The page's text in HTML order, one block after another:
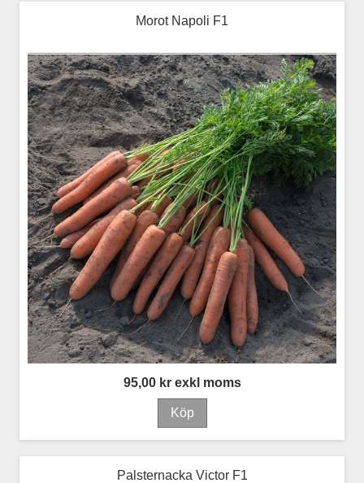
Morot Napoli F1
95,00 kr exkl moms
Palsternacka Victor F1